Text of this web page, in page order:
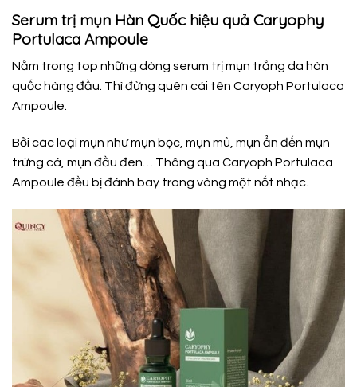
Serum trị mụn Hàn Quốc hiệu quả Caryophy
Portulaca Ampoule
Nằm trong top những dòng serum trị mụn trắng da hàn
quốc hàng đầu. Thì đừng quên cái tên Caryoph Portulaca
Ampoule.
Bởi các loại mụn như mụn bọc, mụn mủ, mụn ẩn đến mụn
trứng cá, mụn đầu đen… Thông qua Caryoph Portulaca
Ampoule đều bị đánh bay trong vòng một nốt nhạc.